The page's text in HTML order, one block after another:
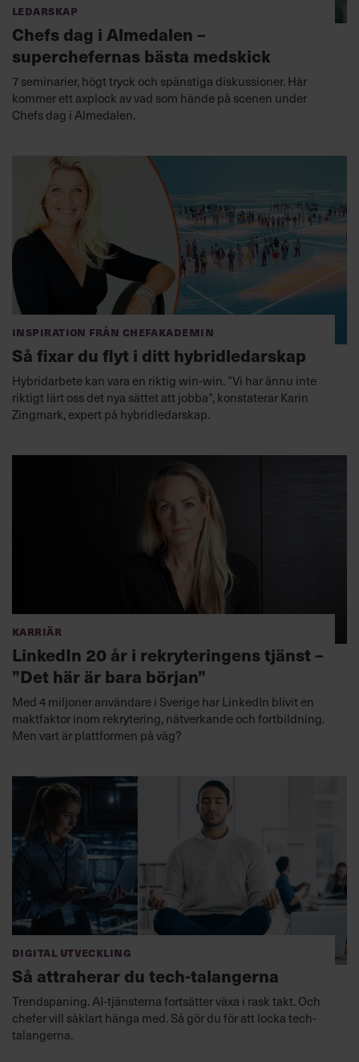
Ledarskap
Chefs dag i Almedalen –
superchefernas bästa medskick
7 seminarier, högt tryck och spänstiga diskussioner. Här
kommer ett axplock av vad som hände på scenen under
Chefs dag i Almedalen.
Inspiration från Chefakademin
Så fixar du flyt i ditt hybridledarskap
Hybridarbete kan vara en riktig win-win. ”Vi har ännu inte
riktigt lärt oss det nya sättet att jobba”, konstaterar Karin
Zingmark, expert på hybridledarskap.
Karriär
LinkedIn 20 år i rekryteringens tjänst –
”Det här är bara början”
Med 4 miljoner användare i Sverige har LinkedIn blivit en
maktfaktor inom rekrytering, nätverkande och fortbildning.
Men vart är plattformen på väg?
Digital utveckling
Så attraherar du tech-talangerna
Trendspaning. AI-tjänsterna fortsätter växa i rask takt. Och
chefer vill såklart hänga med. Så gör du för att locka tech-
talangerna.